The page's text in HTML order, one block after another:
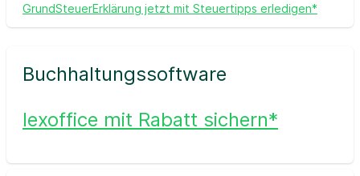
GrundSteuerErklärung jetzt mit Steuertipps erledigen*
Buchhaltungssoftware
lexoffice mit Rabatt sichern*